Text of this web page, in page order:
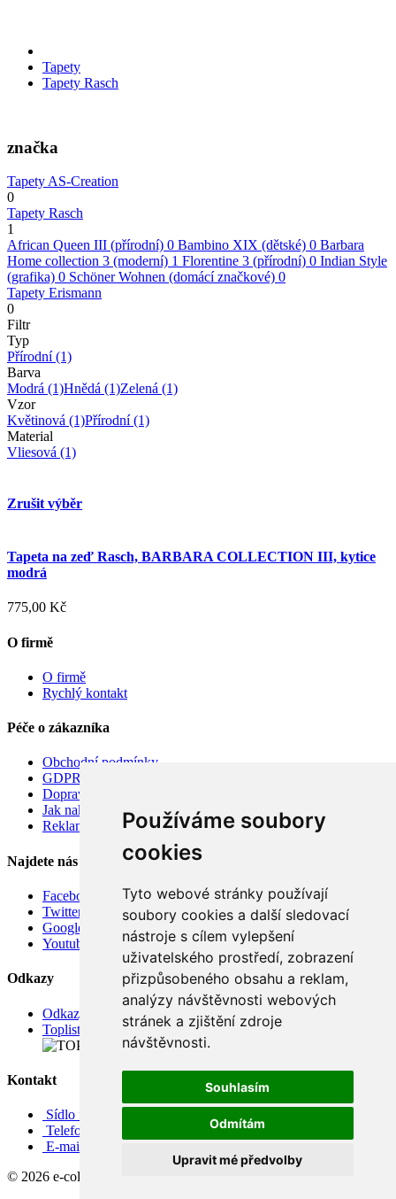
Používáme soubory
cookies
Tyto webové stránky používají
soubory cookies a další sledovací
nástroje s cílem vylepšení
uživatelského prostředí, zobrazení
přizpůsobeného obsahu a reklam,
analýzy návštěvnosti webových
stránek a zjištění zdroje
návštěvnosti.
Souhlasím
Odmítám
Upravit mé předvolby
Tapety
Tapety Rasch
značka
Tapety AS-Creation
0
Tapety Rasch
1
African Queen III (přírodní) 0 Bambino XIX (dětské) 0 Barbara
Home collection 3 (moderní) 1 Florentine 3 (přírodní) 0 Indian Style
(grafika) 0 Schöner Wohnen (domácí značkové) 0
Tapety Erismann
0
Filtr
Typ
Přírodní(1)
Barva
Modrá (1)Hnědá (1)Zelená (1)
Vzor
Květinová (1)Přírodní(1)
Material
Vliesová (1)
Zrušit výběr
Tapeta na zeď Rasch, BARBARA COLLECTION III, kytice
modrá
775,00 Kč
O firmě
O firmě
Rychlý kontakt
Péče o zákazníka
Obchodní podmínky
GDPR
Doprava
Jak nakupovat
Reklamace
Najdete nás
Facebook
Twitter
Google
Youtube
Odkazy
Odkazy
Toplist
Kontakt
Sídlo firmy: Boženy Němcové 739/1, Svitavy 568 02, CZ
Telefon: +420 608 449 590
E-mail: info@e-color.cz
© 2026 e-color.cz